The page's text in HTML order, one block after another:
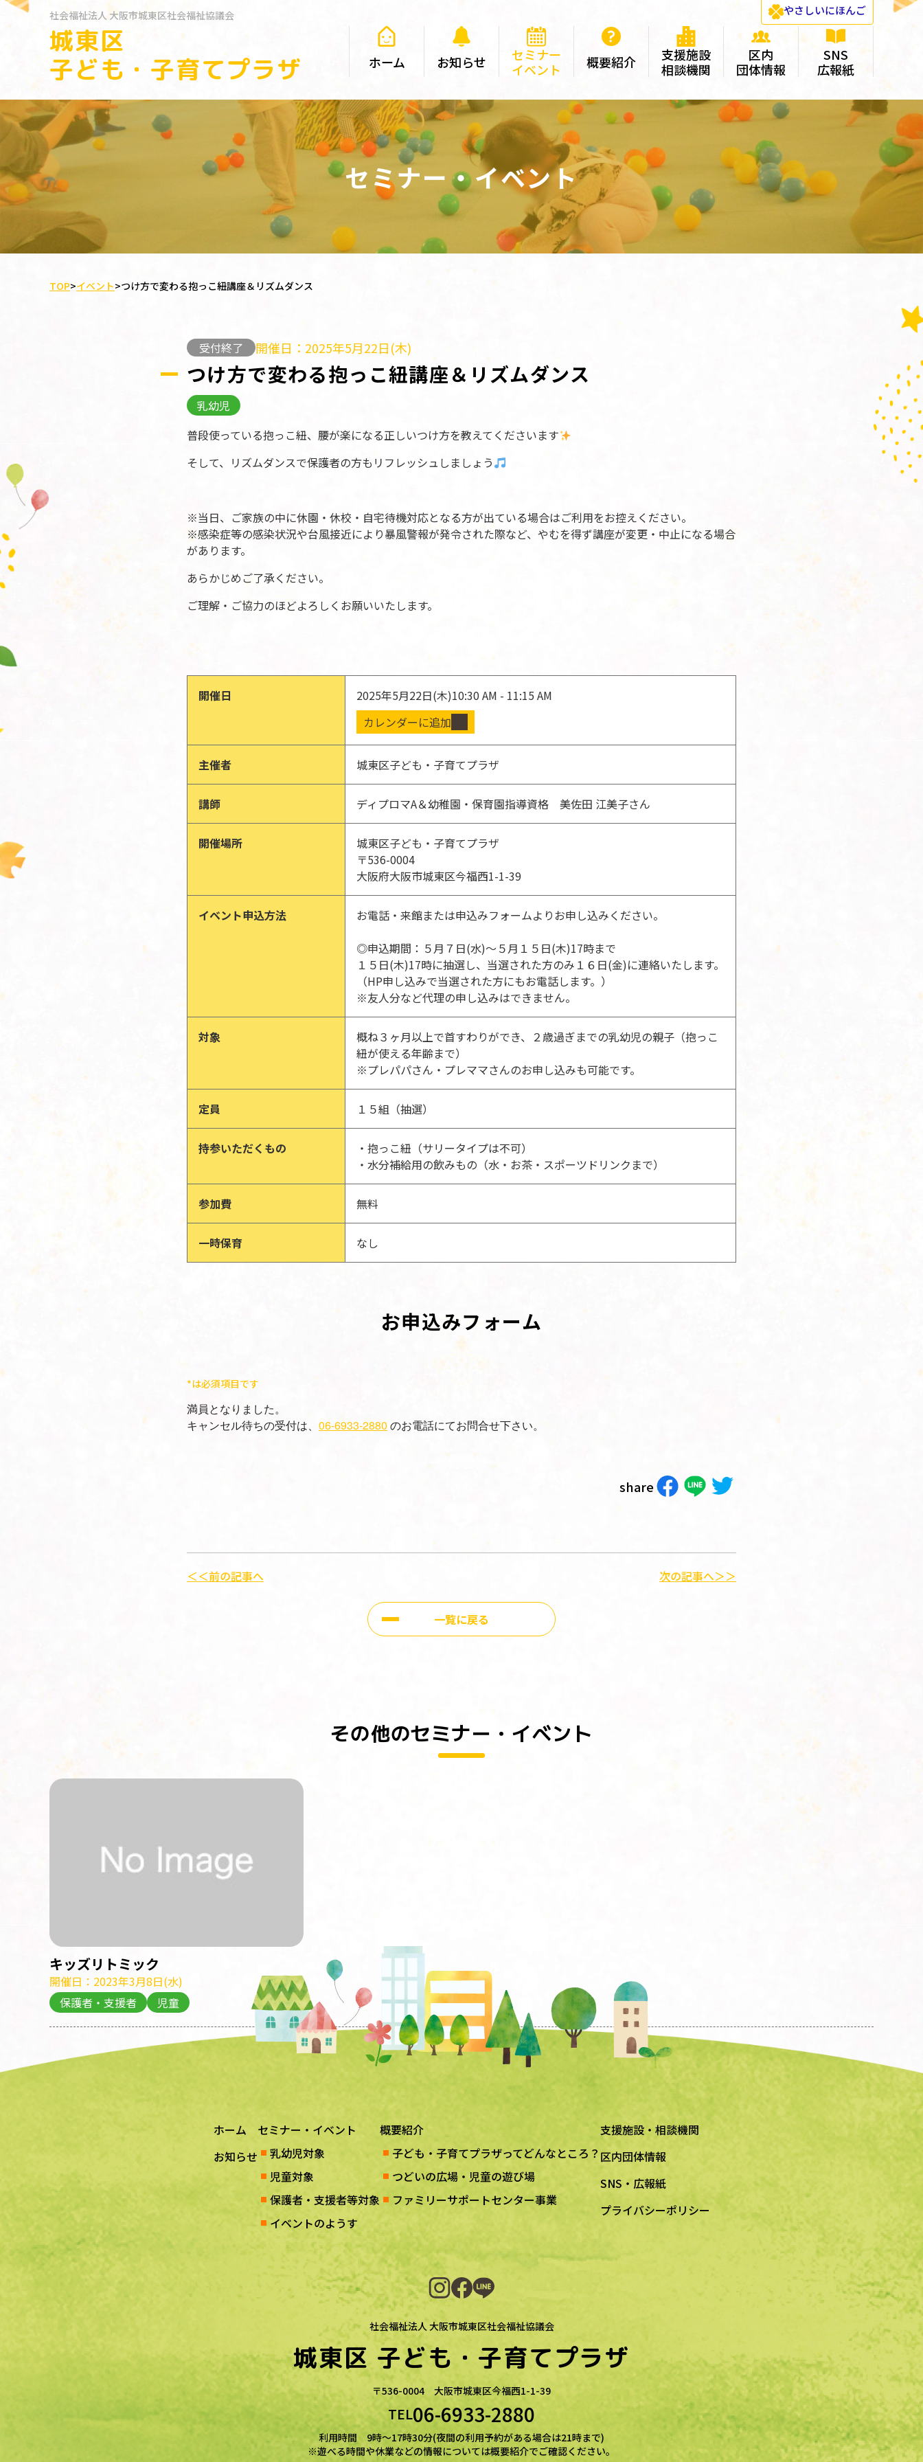
社会福祉法人大阪市城東区社会福祉協議会
城東区
子ども・子育てプラザ
やさしいにほんご
ホーム お知らせ
セミナー
イベント
概要紹介
支援施設
相談機関
区内
団体情報
SNS
広報紙
セミナー・イベント
TOP>イベント>つけ方で変わる抱っこ紐講座＆リズムダンス
受付終了 開催日：2025年5月22日(木)
つけ方で変わる抱っこ紐講座＆リズムダンス
乳幼児
普段使っている抱っこ紐、腰が楽になる正しいつけ方を教えてくださいます
そして、リズムダンスで保護者の方もリフレッシュしましょう
※当日、ご家族の中に休園・休校・自宅待機対応となる方が出ている場合はご利用をお控えください。
※感染症等の感染状況や台風接近により暴風警報が発令された際など、やむを得ず講座が変更・中止になる場合
があります。
あらかじめご了承ください。
ご理解・ご協力のほどよろしくお願いいたします。
開催日 2025年5月22日(木)10:30 AM - 11:15 AM
カレンダーに追加
主催者 城東区子ども・子育てプラザ
講師 ディプロマA＆幼稚園・保育園指導資格 美佐田 江美子さん
開催場所
城東区子ども・子育てプラザ
〒536-0004
大阪府大阪市城東区今福西1-1-39
イベント申込方法
お電話・来館または申込みフォームよりお申し込みください。
◎申込期間：５月７日(水)～５月１５日(木)17時まで
１５日(木)17時に抽選し、当選された方のみ１６日(金)に連絡いたします。
（HP申し込みで当選された方にもお電話します。）
※友人分など代理の申し込みはできません。
対象
概ね３ヶ月以上で首すわりができ、２歳過ぎまでの乳幼児の親子（抱っこ
紐が使える年齢まで）
※プレパパさん・プレママさんのお申し込みも可能です。
定員 １５組（抽選）
持参いただくもの
・抱っこ紐（サリータイプは不可）
・水分補給用の飲みもの（水・お茶・スポーツドリンクまで）
参加費 無料
一時保育 なし
お申込みフォーム
*は必須項目です
満員となりました。
キャンセル待ちの受付は、 06-6933-2880 のお電話にてお問合せ下さい。
share
＜＜前の記事へ
一覧に戻る
次の記事へ＞＞
その他のセミナー・イベント
キッズリトミック
開催日：2023年3月8日(水)
保護者・支援者
児童
ホーム
お知らせ
セミナー・イベント
乳幼児対象
児童対象
保護者・支援者等対象
イベントのようす
概要紹介
子ども・子育てプラザってどんなところ？
つどいの広場・児童の遊び場
ファミリーサポートセンター事業
支援施設・相談機関
区内団体情報
SNS・広報紙
プライバシーポリシー
社会福祉法人 大阪市城東区社会福祉協議会
城東区子ども・子育てプラザ
〒536-0004 大阪市城東区今福西1-1-39
TEL06-6933-2880
利用時間 9時～17時30分(夜間の利用予約がある場合は21時まで)
※遊べる時間や休業などの情報については概要紹介でご確認ください。